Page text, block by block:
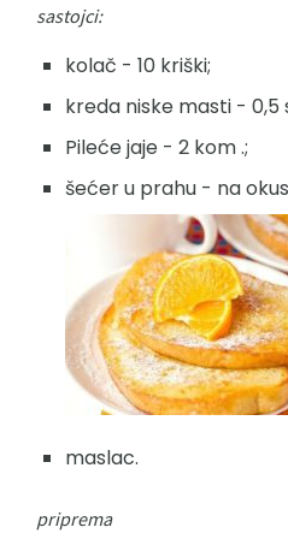
sastojci:
kolač - 10 kriški;
kreda niske masti - 0,5
Pileće jaje - 2 kom .;
šećer u prahu - na
maslac.
priprema